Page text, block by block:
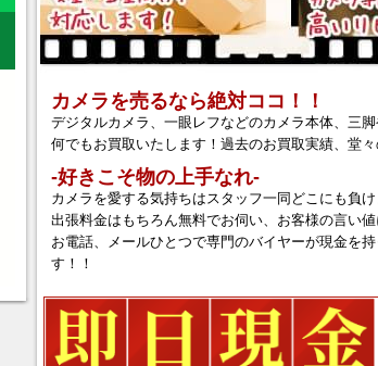
カメラを売るなら絶対ココ！！
デジタルカメラ、一眼レフなどのカメラ本体、三
何でもお買取いたします！過去のお買取実績、堂々
‐好きこそ物の上手なれ‐
カメラを愛する気持ちはスタッフ一同どこにも負け
出張料金はもちろん無料でお伺い、お客様の言い値
お電話、メールひとつで専門のバイヤーが現金を
す！！